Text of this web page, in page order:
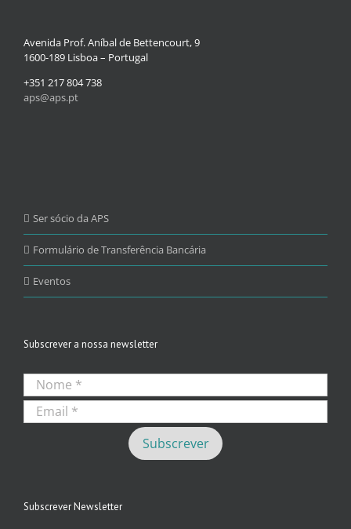
Avenida Prof. Aníbal de Bettencourt, 9
1600-189 Lisboa – Portugal
+351 217 804 738
aps@aps.pt
Ser sócio da APS
Formulário de Transferência Bancária
Eventos
Subscrever a nossa newsletter
Subscrever Newsletter